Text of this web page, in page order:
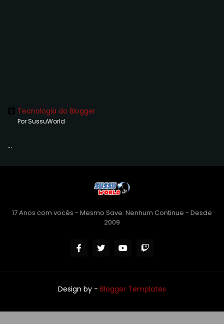
Tecnologia do Blogger
Por SussuWorld
...
17 Anos com vocês - Mesmo Save. Nenhum Continue - Desde
2009
Design by - Blogger Templates